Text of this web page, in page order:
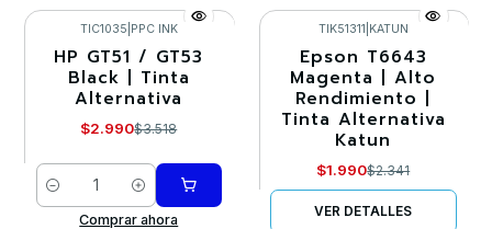
-15%
TIC1035 PPC INK
HP GT51 / GT53
Black | Tinta
Alternativa
$2.990$3.518
Cantidad
Comprar ahora
-15%
Agotado
TIK51311 KATUN
Epson T6643
Magenta | Alto
Rendimiento |
Tinta Alternativa
Katun
$1.990$2.341
VER DETALLES